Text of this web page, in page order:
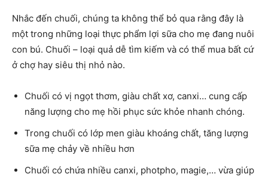
Nhắc đến chuối, chúng ta không thể bỏ qua rằng đây là
một trong những loại thực phẩm lợi sữa cho mẹ đang nuôi
con bú. Chuối – loại quả dễ tìm kiếm và có thể mua bất cứ
ở chợ hay siêu thị nhỏ nào.
Chuối có vị ngọt thơm, giàu chất xơ, canxi… cung cấp
năng lượng cho mẹ hồi phục sức khỏe nhanh chóng.
Trong chuối có lớp men giàu khoáng chất, tăng lượng
sữa mẹ chảy về nhiều hơn
Chuối có chứa nhiều canxi, photpho, magie,… vừa giúp